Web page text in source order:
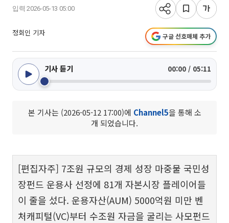
입력 2026-05-13 05:00
정회인 기자 구글 선호매체 추가
기사 듣기 00:00 / 05:11
본 기사는 (2026-05-12 17:00)에 Channel5을 통해 소
개 되었습니다.
[편집자주] 7조원 규모의 경제 성장 마중물 국민성
장펀드 운용사 선정에 81개 자본시장 플레이어들
이 줄을 섰다. 운용자산(AUM) 5000억원 미만 벤
처캐피털(VC)부터 수조원 자금을 굴리는 사모펀드